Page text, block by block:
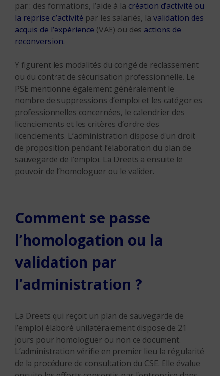
par : des formations, l’aide à la création d’activité ou
la reprise d’activité par les salariés, la validation des
acquis de l’expérience (VAE) ou des actions de
reconversion.
Y figurent les modalités du congé de reclassement
ou du contrat de sécurisation professionnelle. Le
PSE mentionne également généralement le
nombre de suppressions d’emploi et les catégories
professionnelles concernées, le calendrier des
licenciements et les critères d’ordre des
licenciements. L’administration dispose d’un droit
de proposition pendant l’élaboration du plan de
sauvegarde de l’emploi. La Dreets a ensuite le
pouvoir de l’homologuer ou le valider.
Comment se passe
l’homologation ou la
validation par
l’administration ?
La Dreets qui reçoit un plan de sauvegarde de
l’emploi élaboré unilatéralement dispose de 21
jours pour homologuer ou non ce document.
L’administration vérifie en premier lieu la régularité
de la procédure de consultation du CSE. Elle évalue